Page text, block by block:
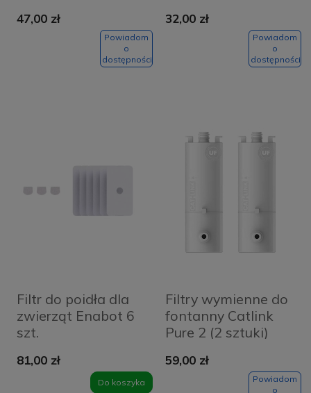
47,00 zł
Powiadom
o
dostępności
32,00 zł
Powiadom
o
dostępności
Filtr do poidła dla
zwierząt Enabot 6
szt.
81,00 zł
Do koszyka
Filtry wymienne do
fontanny Catlink
Pure 2 (2 sztuki)
59,00 zł
Powiadom
o